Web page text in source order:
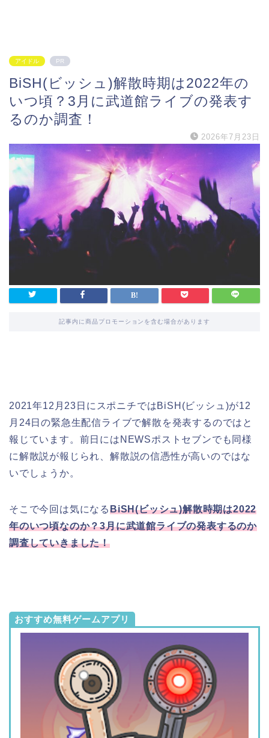
アイドル PR
BiSH(ビッシュ)解散時期は2022年の
いつ頃？3月に武道館ライブの発表す
るのか調査！
2026年7月23日
記事内に商品プロモーションを含む場合があります
2021年12月23日にスポニチではBiSH(ビッシュ)が12
月24日の緊急生配信ライブで解散を発表するのではと
報じています。前日にはNEWSポストセブンでも同様
に解散説が報じられ、解散説の信憑性が高いのではな
いでしょうか。
そこで今回は気になるBiSH(ビッシュ)解散時期は2022
年のいつ頃なのか？3月に武道館ライブの発表するのか
調査していきました！
おすすめ無料ゲームアプリ